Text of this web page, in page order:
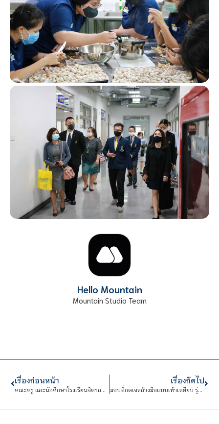
Hello Mountain
Mountain Studio Team
เรื่องก่อนหน้า
คณะครู และนักศึกษาโรงเรียนจิตรลดาวิชาชีพ ศึกษาดูงาน บริษัท เอส เอ็น ซี ฟอร์เมอร์ จำกัด (มหาชน)
เรื่องถัดไป
มอบที่กดเจลล้างมือแบบเท้าเหยียบ รุ่นที่ 2